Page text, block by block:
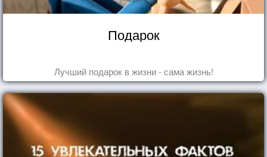
Подарок
Лучший подарок в жизни - сама жизнь!